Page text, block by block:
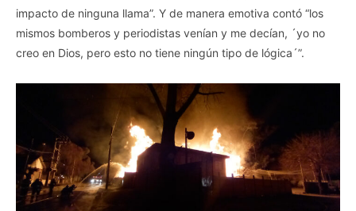
impacto de ninguna llama”. Y de manera emotiva contó “los
mismos bomberos y periodistas venían y me decían, ´yo no
creo en Dios, pero esto no tiene ningún tipo de lógica´”.